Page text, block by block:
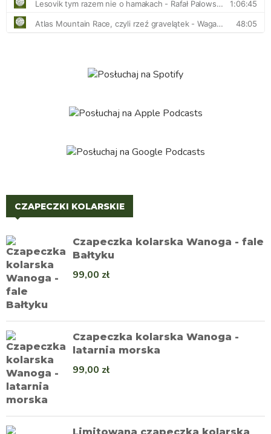
CZAPECZKI KOLARSKIE
Czapeczka kolarska Wanoga - fale
Bałtyku
99,00 zł
Czapeczka kolarska Wanoga -
latarnia morska
99,00 zł